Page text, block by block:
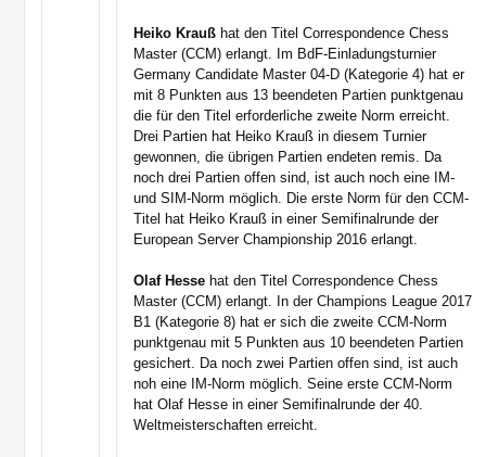
Heiko Krauß hat den Titel Correspondence Chess
Master (CCM) erlangt. Im BdF-Einladungsturnier
Germany Candidate Master 04-D (Kategorie 4) hat er
mit 8 Punkten aus 13 beendeten Partien punktgenau
die für den Titel erforderliche zweite Norm erreicht.
Drei Partien hat Heiko Krauß in diesem Turnier
gewonnen, die übrigen Partien endeten remis. Da
noch drei Partien offen sind, ist auch noch eine IM-
und SIM-Norm möglich. Die erste Norm für den CCM-
Titel hat Heiko Krauß in einer Semifinalrunde der
European Server Championship 2016 erlangt.
Olaf Hesse hat den Titel Correspondence Chess
Master (CCM) erlangt. In der Champions League 2017
B1 (Kategorie 8) hat er sich die zweite CCM-Norm
punktgenau mit 5 Punkten aus 10 beendeten Partien
gesichert. Da noch zwei Partien offen sind, ist auch
noh eine IM-Norm möglich. Seine erste CCM-Norm
hat Olaf Hesse in einer Semifinalrunde der 40.
Weltmeisterschaften erreicht.